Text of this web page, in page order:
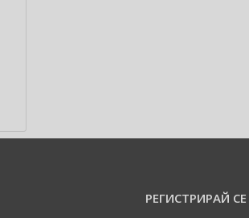
РЕГИСТРИРАЙ